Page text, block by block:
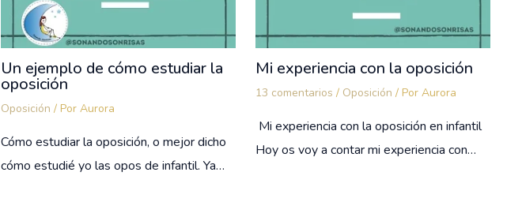
Un ejemplo de cómo estudiar la
oposición
Oposición / Por Aurora
Cómo estudiar la oposición, o mejor dicho
cómo estudié yo las opos de infantil. Ya…
Mi experiencia con la oposición
13 comentarios / Oposición / Por Aurora
Mi experiencia con la oposición en infantil
Hoy os voy a contar mi experiencia con…